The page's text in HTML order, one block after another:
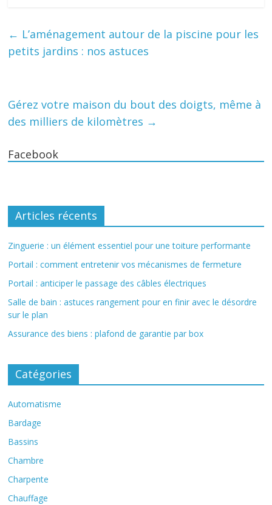
← L’aménagement autour de la piscine pour les
petits jardins : nos astuces
Gérez votre maison du bout des doigts, même à
des milliers de kilomètres →
Facebook
Articles récents
Zinguerie : un élément essentiel pour une toiture performante
Portail : comment entretenir vos mécanismes de fermeture
Portail : anticiper le passage des câbles électriques
Salle de bain : astuces rangement pour en finir avec le désordre
sur le plan
Assurance des biens : plafond de garantie par box
Catégories
Automatisme
Bardage
Bassins
Chambre
Charpente
Chauffage